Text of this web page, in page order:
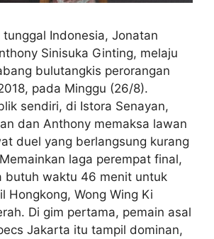
Indonesia, Jonatan
Sinisuka Ginting, melaju
bulutangkis perorangan
pada Minggu (26/8).
sendiri, di Istora Senayan,
dan Anthony memaksa lawan
duel yang berlangsung kurang
laga perempat final,
butuh waktu 46 menit untuk
Hongkong, Wong Wing Ki
Di gim pertama, pemain asal
Jakarta itu tampil dominan,